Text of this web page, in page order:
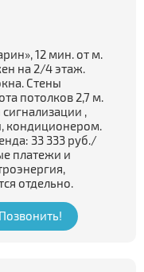
12 мин. от м.
на 2/4 этаж.
Стены
потолков 2,7 м.
,
кондиционером.
33 333 руб./
платежи и
отдельно.
Позвонить!